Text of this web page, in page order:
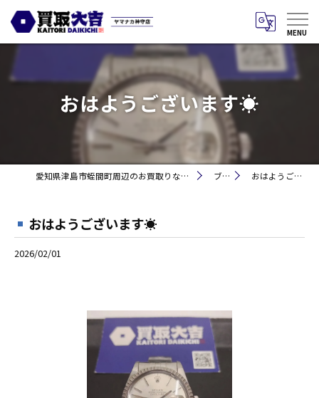
おはようございます☀
愛知県津島市蛭間町周辺のお買取りなら買取大吉 ヤマナカ神守店 ブログ おはようございます☀
おはようございます☀
2026/02/01